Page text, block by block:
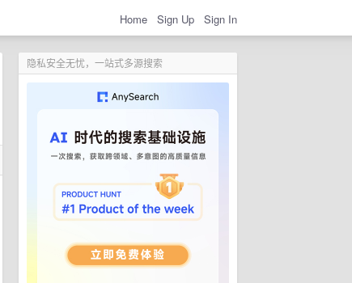
Home Sign Up Sign In
隐私安全无忧，一站式多源搜索